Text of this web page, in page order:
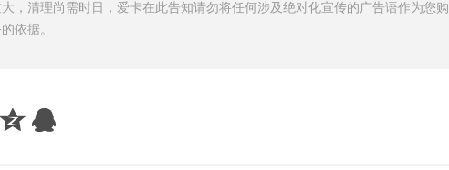
，清理尚需时日，爱卡在此告知请勿将任何涉及绝对化宣传的广告语作为您购
依据。